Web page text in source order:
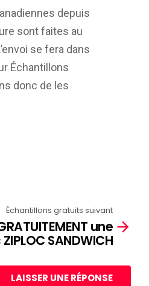
depuis
sont faites au
se fera dans
Échantillons
donc de les
Échantillons gratuits suivant
une
SANDWICH
LAISSER UNE RÉPONSE